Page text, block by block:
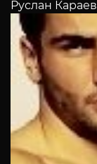
Руслан Караев